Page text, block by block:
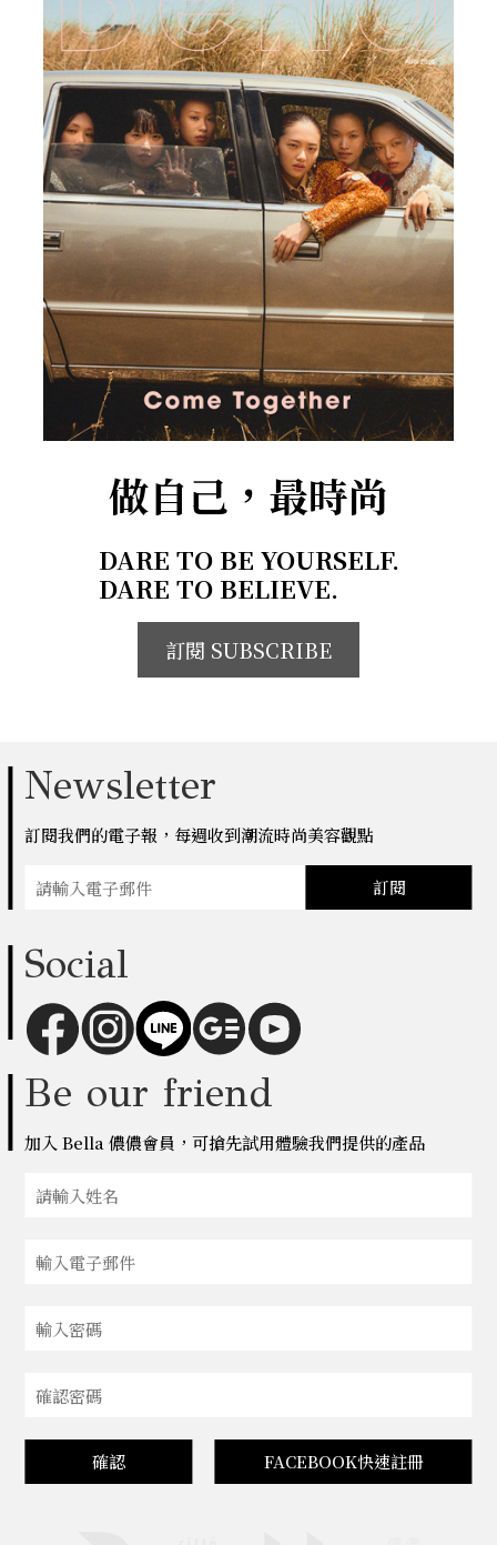
做自己，最時尚
DARE TO BE YOURSELF.
DARE TO BELIEVE.
訂閱 SUBSCRIBE
Newsletter
訂閱我們的電子報，每週收到潮流時尚美容觀點
訂閱
Social
Be our friend
加入 Bella 儂儂會員，可搶先試用體驗我們提供的產品
確認 FACEBOOK快速註冊